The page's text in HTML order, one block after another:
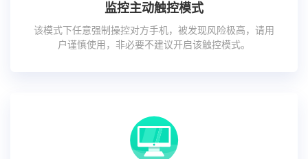
监控主动触控模式
该模式下任意强制操控对方手机，被发现风险极高，请用
户谨慎使用，非必要不建议开启该触控模式。